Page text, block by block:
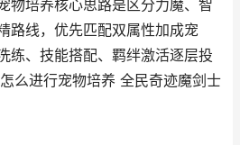
物培养核心思路是区分力魔、智
路线，优先匹配双属性加成宠
练、技能搭配、羁绊激活逐层投
么进行宠物培养 全民奇迹魔剑士